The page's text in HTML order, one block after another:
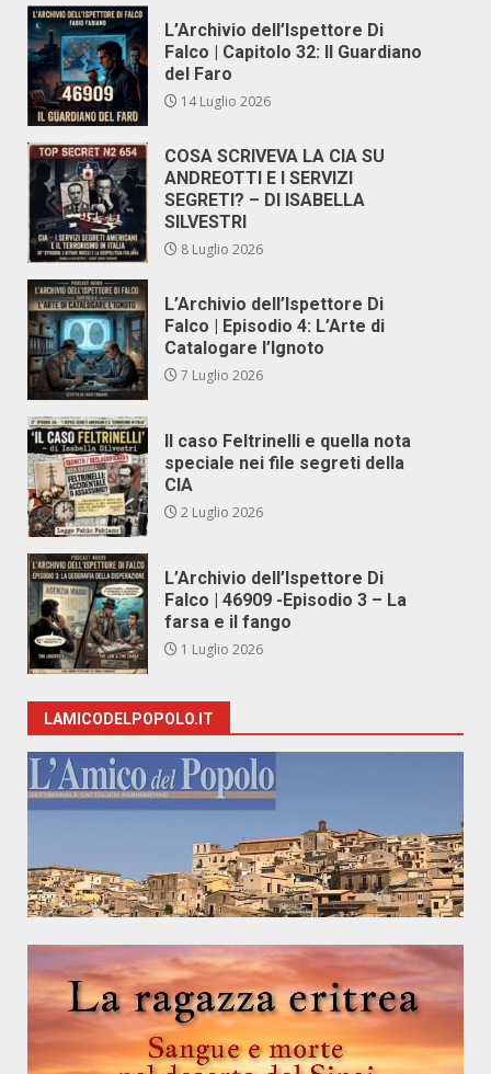
L’Archivio dell’Ispettore Di
Falco | Capitolo 32: Il Guardiano
del Faro
14 Luglio 2026
COSA SCRIVEVA LA CIA SU
ANDREOTTI E I SERVIZI
SEGRETI? – DI ISABELLA
SILVESTRI
8 Luglio 2026
L’Archivio dell’Ispettore Di
Falco | Episodio 4: L’Arte di
Catalogare l’Ignoto
7 Luglio 2026
Il caso Feltrinelli e quella nota
speciale nei file segreti della
CIA
2 Luglio 2026
L’Archivio dell’Ispettore Di
Falco | 46909 -Episodio 3 – La
farsa e il fango
1 Luglio 2026
LAMICODELPOPOLO.IT